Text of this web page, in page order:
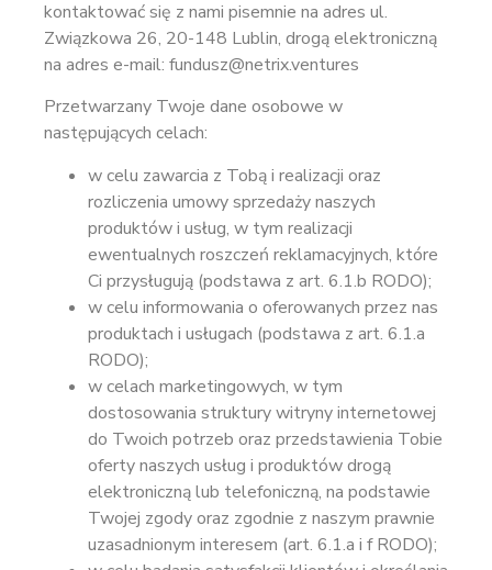
kontaktować się z nami pisemnie na adres ul.
Związkowa 26, 20-148 Lublin, drogą elektroniczną
na adres e-mail: fundusz@netrix.ventures
Przetwarzany Twoje dane osobowe w
następujących celach:
w celu zawarcia z Tobą i realizacji oraz
rozliczenia umowy sprzedaży naszych
produktów i usług, w tym realizacji
ewentualnych roszczeń reklamacyjnych, które
Ci przysługują (podstawa z art. 6.1.b RODO);
w celu informowania o oferowanych przez nas
produktach i usługach (podstawa z art. 6.1.a
RODO);
w celach marketingowych, w tym
dostosowania struktury witryny internetowej
do Twoich potrzeb oraz przedstawienia Tobie
oferty naszych usług i produktów drogą
elektroniczną lub telefoniczną, na podstawie
Twojej zgody oraz zgodnie z naszym prawnie
uzasadnionym interesem (art. 6.1.a i f RODO);